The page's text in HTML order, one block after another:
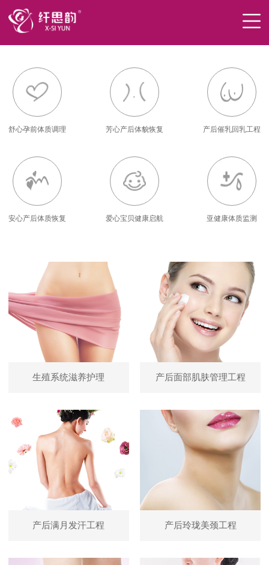
舒心孕前体质调理 芳心产后体貌恢复 产后催乳回乳工程
安心产后体质恢复 爱心宝贝健康启航 亚健康体质监测
生殖系统滋养护理 产后面部肌肤管理工程
产后满月发汗工程 产后玲珑美颈工程